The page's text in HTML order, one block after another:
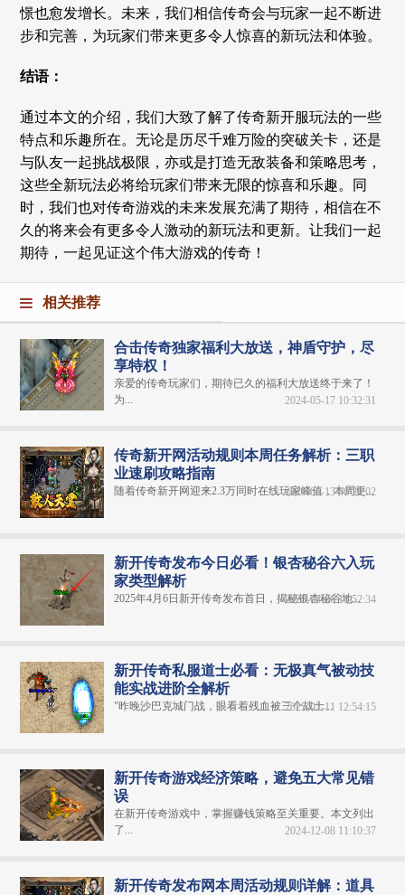
憬也愈发增长。未来，我们相信传奇会与玩家一起不断进
步和完善，为玩家们带来更多令人惊喜的新玩法和体验。
结语：
通过本文的介绍，我们大致了解了传奇新开服玩法的一些
特点和乐趣所在。无论是历尽千难万险的突破关卡，还是
与队友一起挑战极限，亦或是打造无敌装备和策略思考，
这些全新玩法必将给玩家们带来无限的惊喜和乐趣。同
时，我们也对传奇游戏的未来发展充满了期待，相信在不
久的将来会有更多令人激动的新玩法和更新。让我们一起
期待，一起见证这个伟大游戏的传奇！
相关推荐
合击传奇独家福利大放送，神盾守护，尽
享特权！
亲爱的传奇玩家们，期待已久的福利大放送终于来了！
为...
2024-05-17 10:32:31
传奇新开网活动规则本周任务解析：三职
业速刷攻略指南
随着传奇新开网迎来2.3万同时在线玩家峰值，本周更...
2025-06-13 06:30:02
新开传奇发布今日必看！银杏秘谷六入玩
家类型解析
2025年4月6日新开传奇发布首日，揭秘银杏秘谷地...
2025-04-06 10:52:34
新开传奇私服道士必看：无极真气被动技
能实战进阶全解析
"昨晚沙巴克城门战，眼看着残血被三个战士...
2025-02-11 12:54:15
新开传奇游戏经济策略，避免五大常见错
误
在新开传奇游戏中，掌握赚钱策略至关重要。本文列出
了...
2024-12-08 11:10:37
新开传奇发布网本周活动规则详解：道具